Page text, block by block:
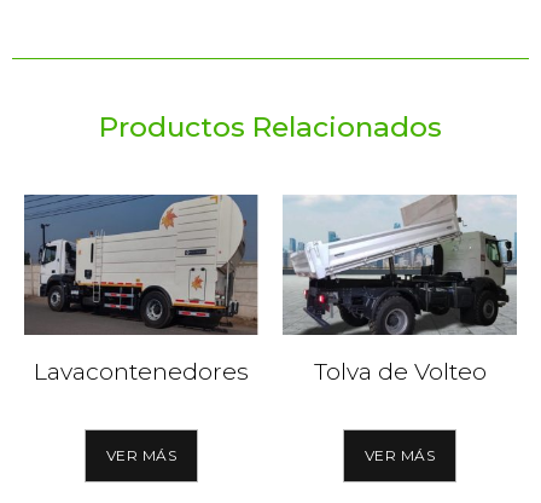
Productos Relacionados
Lavacontenedores
VER MÁS
Tolva de Volteo
VER MÁS